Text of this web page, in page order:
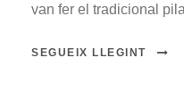
van fer el tradicional
SEGUEIX LLEGINT